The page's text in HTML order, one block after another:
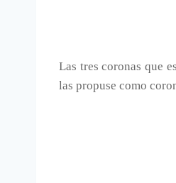
Las tres coronas que
las propuse como